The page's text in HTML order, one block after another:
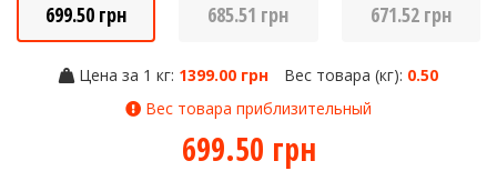
699.50 грн 685.51 грн 671.52 грн
Цена за 1 кг: 1399.00 грн Вес товара (кг): 0.50
Вес товара приблизительный
699.50 грн